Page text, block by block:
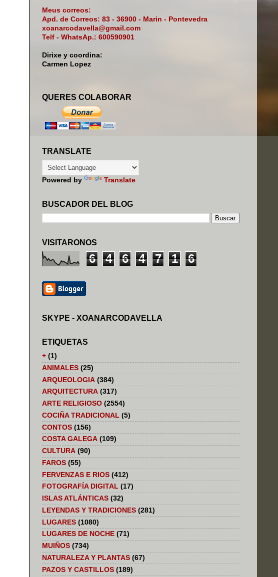
Meus correos:
Apd. de Correos: 83 - 36900 - Marin - Pontevedra
xoanarcodavella@gmail.com
Telf - WhatsAp.: 600590901
Dirixe y coordina:
Carmen Lopez
QUERES COLABORAR
TRANSLATE
Powered by Translate
BUSCADOR DEL BLOG
VISITARONOS
6 4 6 4 7 1 6
SKYPE - XOANARCODAVELLA
ETIQUETAS
+ (1)
ANIMALES (25)
ARQUEOLOGIA (384)
ARQUITECTURA (317)
ARTE RELIGIOSO (2554)
COCIÑA TRADICIONAL (5)
CONTOS (156)
COSTA GALEGA (109)
CULTURA (90)
FAROS (55)
FERVENZAS E RIOS (412)
FOTOGRAFÍA DIGITAL (17)
ISLAS ATLÁNTICAS (32)
LEYENDAS Y TRADICIONES (281)
LUGARES (1080)
LUGARES DE NOCHE (71)
MUIÑOS (734)
NATURALEZA Y PLANTAS (67)
PAZOS Y CASTILLOS (189)